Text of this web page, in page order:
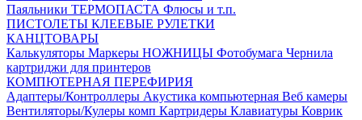
Паяльники ТЕРМОПАСТА Флюсы и т.п.
ПИСТОЛЕТЫ КЛЕЕВЫЕ РУЛЕТКИ
КАНЦТОВАРЫ
Калькуляторы Маркеры НОЖНИЦЫ Фотобумага Чернила
картриджи для принтеров
КОМПЮТЕРНАЯ ПЕРЕФИРИЯ
Адаптеры/Контроллеры Акустика компьютерная Веб камеры
Вентиляторы/Кулеры комп Картридеры Клавиатуры Коврик